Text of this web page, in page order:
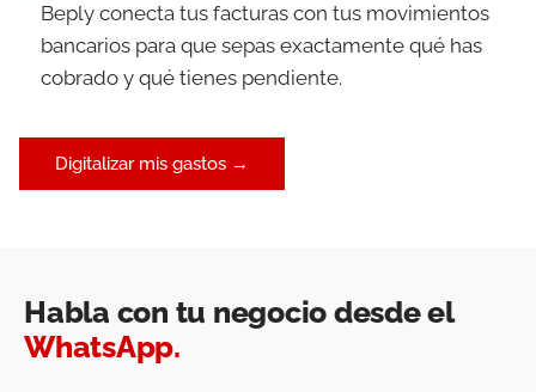
Beply conecta tus facturas con tus movimientos
bancarios para que sepas exactamente qué has
cobrado y qué tienes pendiente.
Digitalizar mis gastos →
Habla con tu negocio desde el
WhatsApp.